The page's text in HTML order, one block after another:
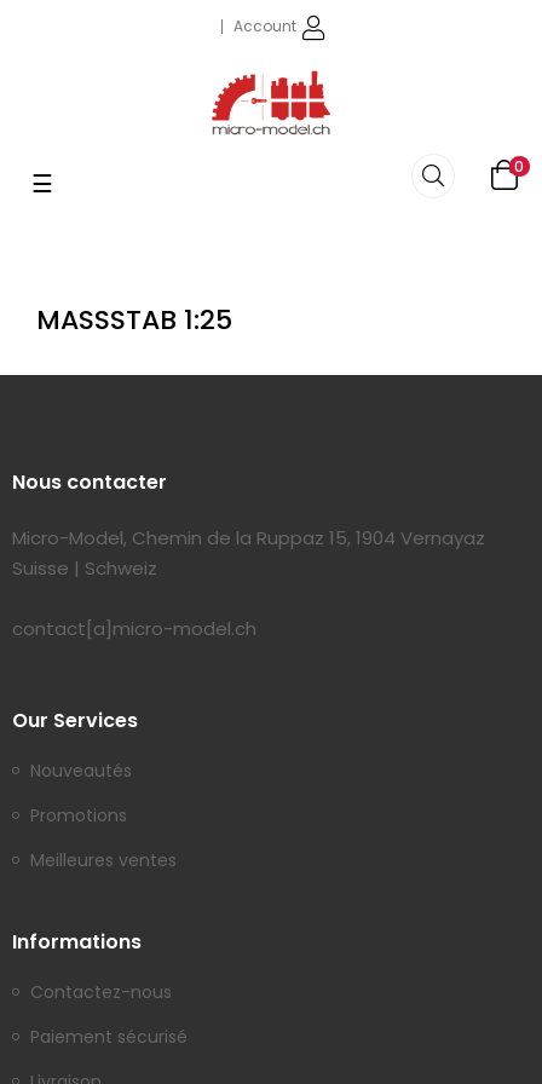
Account
Umschalten
☰
0
MASSSTAB 1:25
Nous contacter
Micro-Model, Chemin de la Ruppaz 15, 1904 Vernayaz
Suisse | Schweiz
contact[a]micro-model.ch
Our Services
Nouveautés
Promotions
Meilleures ventes
Informations
Contactez-nous
Paiement sécurisé